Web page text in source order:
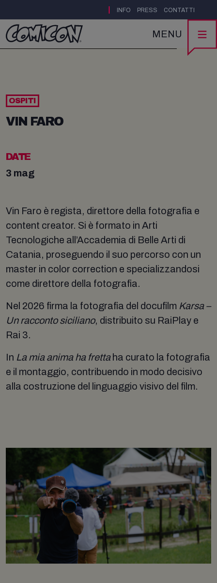
INFO PRESS CONTATTI
MENU
OSPITI
VIN FARO
DATE
3 mag
Vin Faro è regista, direttore della fotografia e
content creator. Si è formato in Arti
Tecnologiche all’Accademia di Belle Arti di
Catania, proseguendo il suo percorso con un
master in color correction e specializzandosi
come direttore della fotografia.
Nel 2026 firma la fotografia del docufilm Karsa –
Un racconto siciliano, distribuito su RaiPlay e
Rai 3.
In La mia anima ha fretta ha curato la fotografia
e il montaggio, contribuendo in modo decisivo
alla costruzione del linguaggio visivo del film.